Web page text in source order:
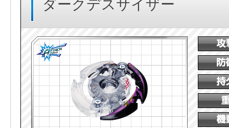
ダークデスサイザー